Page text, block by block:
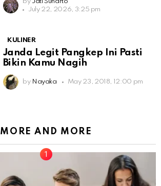
by Jati Sunarto
July 22, 2026, 3:25 pm
KULINER
Janda Legit Pangkep Ini Pasti
Bikin Kamu Nagih
by Nayaka May 23, 2018, 12:00 pm
MORE AND MORE